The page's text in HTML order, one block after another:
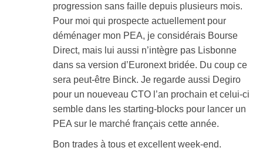
progression sans faille depuis plusieurs mois.
Pour moi qui prospecte actuellement pour
déménager mon PEA, je considérais Bourse
Direct, mais lui aussi n’intègre pas Lisbonne
dans sa version d’Euronext bridée. Du coup ce
sera peut-être Binck. Je regarde aussi Degiro
pour un noueveau CTO l’an prochain et celui-ci
semble dans les starting-blocks pour lancer un
PEA sur le marché français cette année.
Bon trades à tous et excellent week-end.